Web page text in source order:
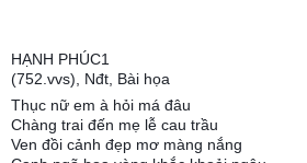
HẠNH PHÚC1
(752.vvs), Nđt, Bài họa
Thục nữ em à hỏi má đâu
Chàng trai đến mẹ lễ cau trầu
Ven đồi cảnh đẹp mơ màng nắng